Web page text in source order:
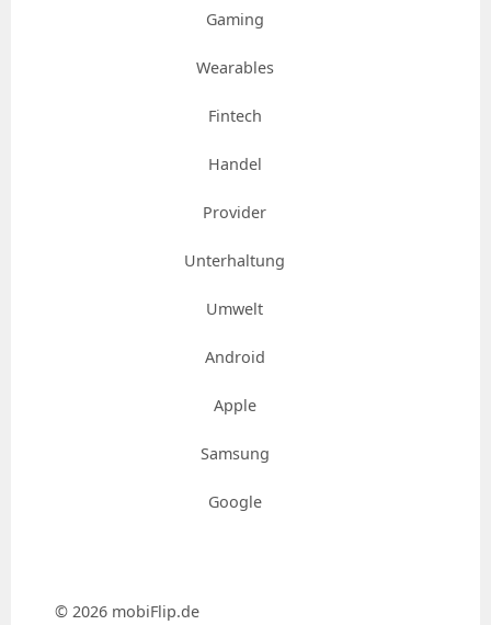
Gaming
Wearables
Fintech
Handel
Provider
Unterhaltung
Umwelt
Android
Apple
Samsung
Google
© 2026 mobiFlip.de